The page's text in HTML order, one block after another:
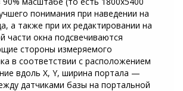
понимания при наведении на
а также при их редактировании на
части окна подсвечиваются
стороны измеряемого
в соответствии с расположением
вдоль X, Y, ширина портала —
датчиками базы на портальной